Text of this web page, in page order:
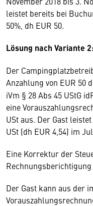
leistet bereits bei
50%, dh EUR 50.
Lösung nach Variante 2:
Der
Anzahlung von EUR 50
iVm § 28 Abs 45 UStG
eine
USt aus. Der Gast
USt (dh EUR 4,54) im
Eine Korrektur der
Der Gast kann aus der